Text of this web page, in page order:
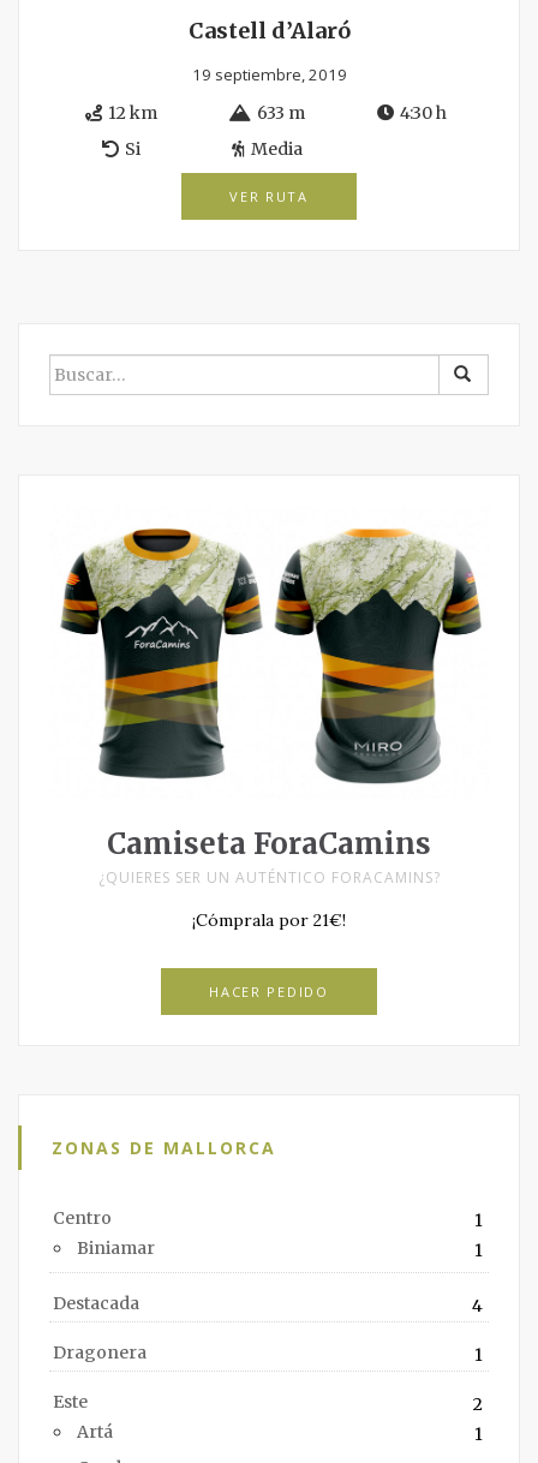
Castell d’Alaró
19 septiembre, 2019
12 km
633 m
4:30 h
Si
Media
VER RUTA
BUSCAR
POR:
Camiseta ForaCamins
¿QUIERES SER UN AUTÉNTICO FORACAMINS?
¡Cómprala por 21€!
HACER PEDIDO
ZONAS DE MALLORCA
Centro
1
Biniamar
1
Destacada 4
Dragonera 1
Este
2
Artá
1